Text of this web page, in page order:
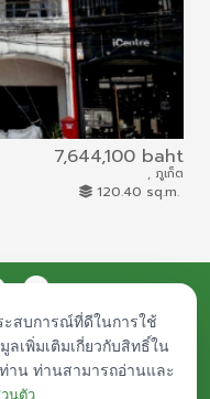
7,644,100 baht
, ภูเก็ต
120.40 sq.m.
Career
Contact Us
reserved.
|About Legal|
ะสบการณ์ที่ดีในการใช้
เพิ่มเติมเกี่ยวกับสิทธิ์ใน
าน ท่านสามารถอ่านและ
นตัว